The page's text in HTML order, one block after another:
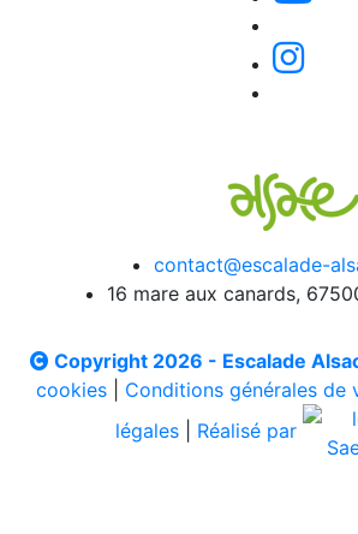
contact@escalade-
16 mare aux canards,
Copyright 2026 - Escalade
cookies| Conditions générales de
légales
Réalisé par